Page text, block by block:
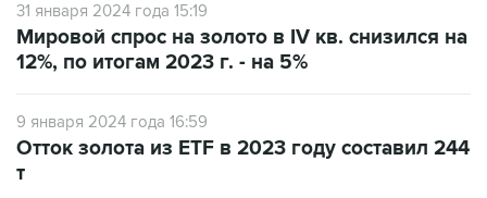
31 января 2024 года 15:19
Мировой спрос на золото в IV кв. снизился на
12%, по итогам 2023 г. - на 5%
9 января 2024 года 16:59
Отток золота из ETF в 2023 году составил 244
т